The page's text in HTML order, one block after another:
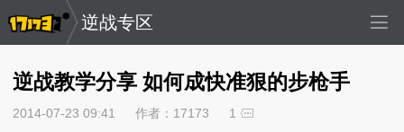
逆战专区
逆战教学分享 如何成快准狠的步枪手
2014-07-23 09:41 作者：17173 1